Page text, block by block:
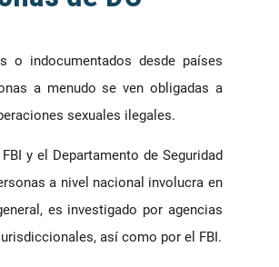
o indocumentados desde países
a menudo se ven obligadas a
sexuales ilegales.
y el Departamento de Seguridad
a nivel nacional involucra en
es investigado por agencias
así como por el FBI.